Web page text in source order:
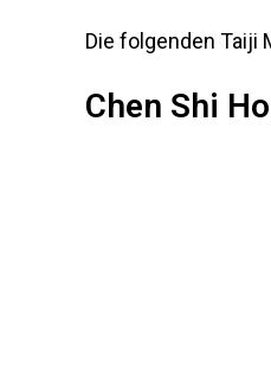
Die folgenden Taiji
Chen Shi